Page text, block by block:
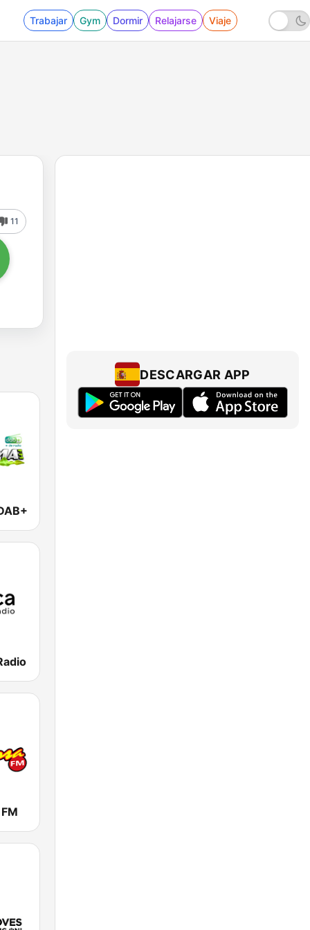
Trabajar Gym Dormir Relajarse Viaje
11
DESCARGAR APP